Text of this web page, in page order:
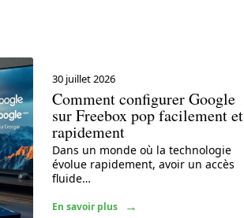
30 juillet 2026
Comment configurer Google
sur Freebox pop facilement et
rapidement
Dans un monde où la technologie
évolue rapidement, avoir un accès
fluide…
En savoir plus